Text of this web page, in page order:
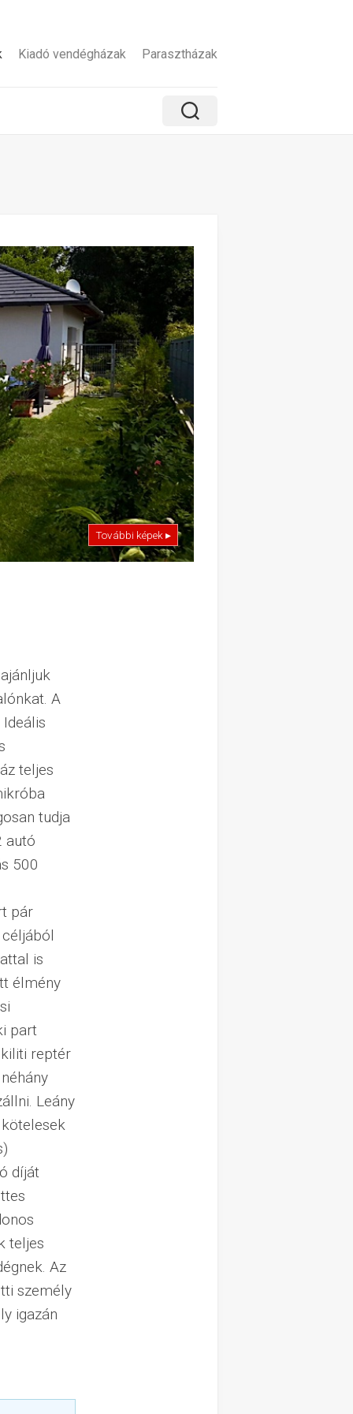
Kiadó vendégházak Parasztházak
További képek ▸
A
teljes
tudja
autó
500
pár
is
élmény
part
reptér
Leány
díját
teljes
Az
személy
igazán